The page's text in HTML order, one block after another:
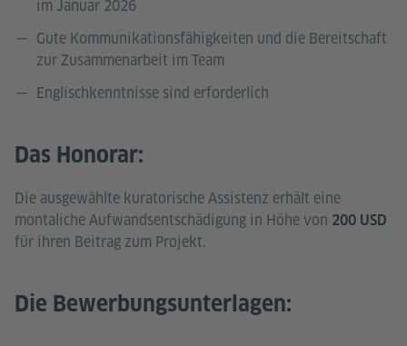
im Januar 2026
Gute Kommunikationsfähigkeiten und die Bereitschaft
zur Zusammenarbeit im Team
Englischkenntnisse sind erforderlich
Das Honorar:
Die ausgewählte kuratorische Assistenz erhält eine
montaliche Aufwandsentschädigung in Höhe von 200 USD
für ihren Beitrag zum Projekt.
Die Bewerbungsunterlagen: